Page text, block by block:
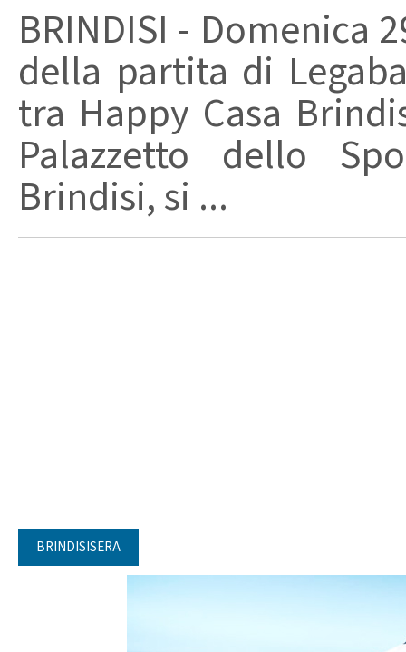
BRINDISI - Domenica
della partita di
tra Happy Casa
Palazzetto dello
Brindisi, si ...
BRINDISISERA